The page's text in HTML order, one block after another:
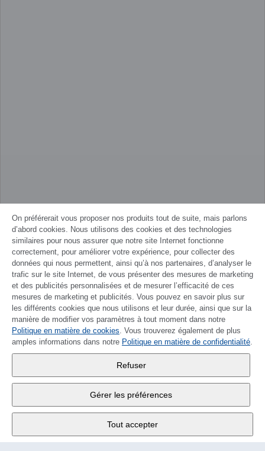
DEUTSCH
Fabrikstrasse 10, 3176 Neuenegg
Lu - Ve 9:00 - 12:00 h
Tél. +4131 377 21 11
On préférerait vous proposer nos produits tout de suite, mais parlons
d’abord cookies. Nous utilisons des cookies et des technologies
similaires pour nous assurer que notre site Internet fonctionne
correctement, pour améliorer votre expérience, pour collecter des
données qui nous permettent, ainsi qu’à nos partenaires, d’analyser le
trafic sur le site Internet, de vous présenter des mesures de marketing
et des publicités personnalisées et de mesurer l’efficacité de ces
mesures de marketing et publicités. Vous pouvez en savoir plus sur
les différents cookies que nous utilisons et leur durée, ainsi que sur la
manière de modifier vos paramètres à tout moment dans notre
Politique en matière de cookies. Vous trouverez également de plus
amples informations dans notre Politique en matière de confidentialité.
Refuser
Gérer les préférences
Tout accepter